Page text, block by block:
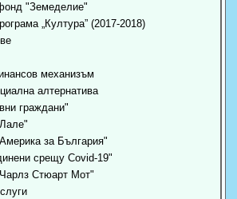
"Земеделие"
„Култура” (2017-2018)
механизъм
алтернатива
граждани"
за България"
срещу Covid-19"
Стюарт Мот"